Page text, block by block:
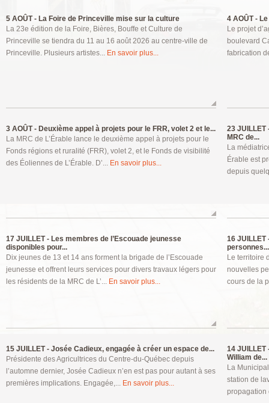
5 AOÛT - La Foire de Princeville mise sur la culture
La 23e édition de la Foire, Bières, Bouffe et Culture de
Princeville se tiendra du 11 au 16 août 2026 au centre-ville de
Princeville. Plusieurs artistes... En savoir plus...
4 AOÛT -
Le projet
boulevard
fabrication
3 AOÛT - Deuxième appel à projets pour le FRR, volet 2 et le...
La MRC de L’Érable lance le deuxième appel à projets pour le
Fonds régions et ruralité (FRR), volet 2, et le Fonds de visibilité
des Éoliennes de L’Érable. D’... En savoir plus...
23 JUILLET
MRC de...
La
Érable est
depuis
17 JUILLET - Les membres de l’Escouade jeunesse
disponibles pour...
Dix jeunes de 13 et 14 ans forment la brigade de l’Escouade
jeunesse et offrent leurs services pour divers travaux légers pour
les résidents de la MRC de L’... En savoir plus...
16 JUILLET
personnes...
Le territoire
nouvelles
cours de la
15 JUILLET - Josée Cadieux, engagée à créer un espace de...
Présidente des Agricultrices du Centre-du-Québec depuis
l’automne dernier, Josée Cadieux n’en est pas pour autant à ses
premières implications. Engagée,... En savoir plus...
14 JUILLET
William de...
La
station de
propagation